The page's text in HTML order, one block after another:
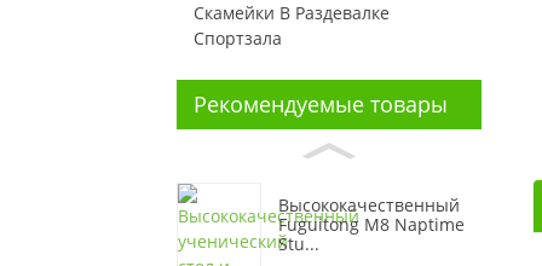
Скамейки В Раздевалке
Спортзала
Рекомендуемые товары
Высококачественный
Fuguitong M8 Naptime
Stu...